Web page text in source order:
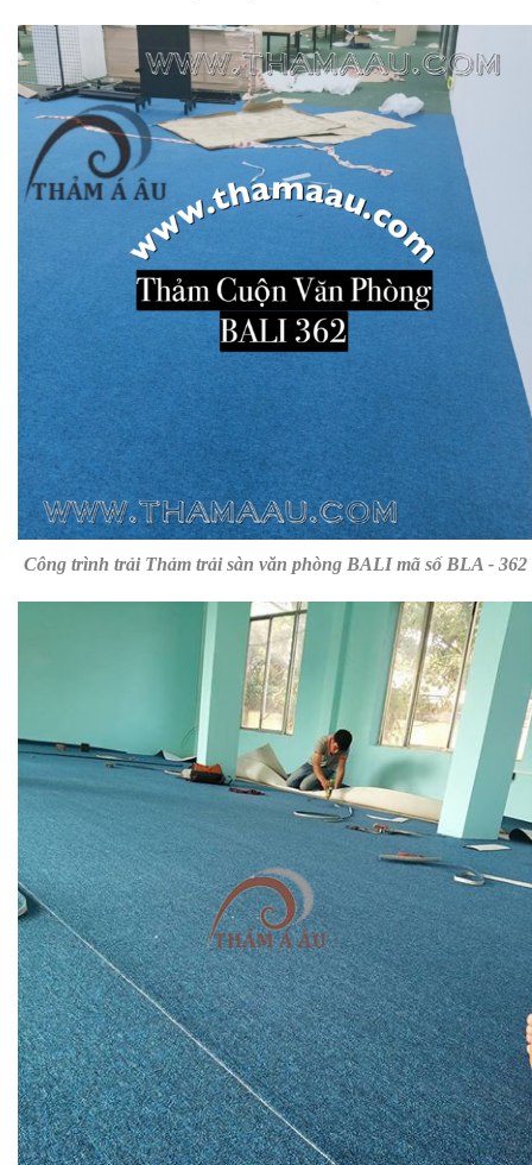
Công trình trảiThảm trải sàn văn phòng BALI mã số BLA - 362